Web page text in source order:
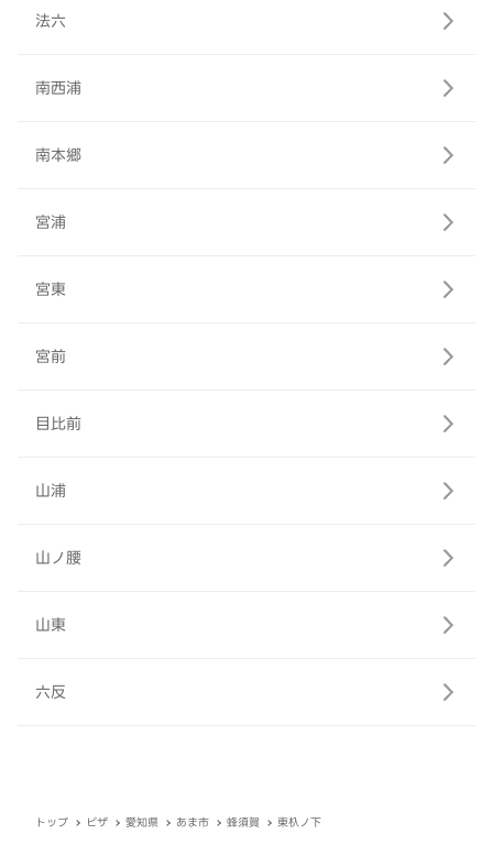
法六
南西浦
南本郷
宮浦
宮東
宮前
目比前
山浦
山ノ腰
山東
六反
トップ ピザ 愛知県 あま市 蜂須賀 東杁ノ下